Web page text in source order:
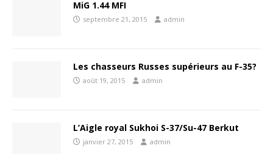
MiG 1.44 MFI
septembre 21, 2015 admin
Les chasseurs Russes supérieurs au F-35?
août 19, 2015 admin
L’Aigle royal Sukhoi S-37/Su-47 Berkut
janvier 27, 2015 admin